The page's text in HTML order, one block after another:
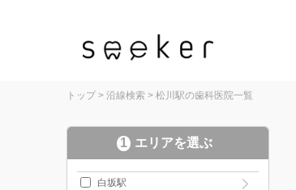
トップ > 沿線検索 > 松川駅の歯科医院一覧
1 エリアを選ぶ
白坂駅